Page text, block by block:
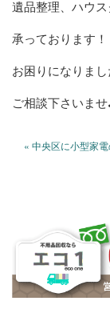
遺品整理、ハウ
承っております！
お困りになりまし
ご相談下さいま
« 中央区に小型家